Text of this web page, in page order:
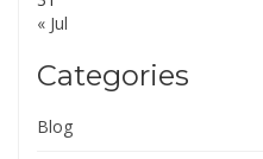
« Jul
Categories
Blog